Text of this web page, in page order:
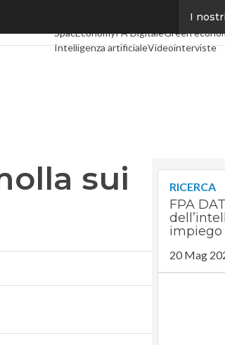
I
Telco
SpacEconomyPA DigitaleGreen
Intelligenza artificialeVideointerviste
sui
RICERCA
FPA
impiego
20 Mag